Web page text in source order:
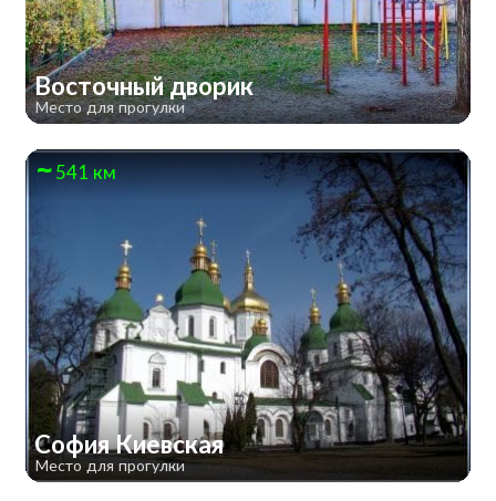
Восточный дворик
Место для прогулки
541 км
София Киевская
Место для прогулки